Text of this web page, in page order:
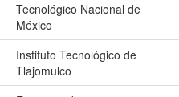
Tecnológico Nacional de
México
Instituto Tecnológico de
Tlajomulco